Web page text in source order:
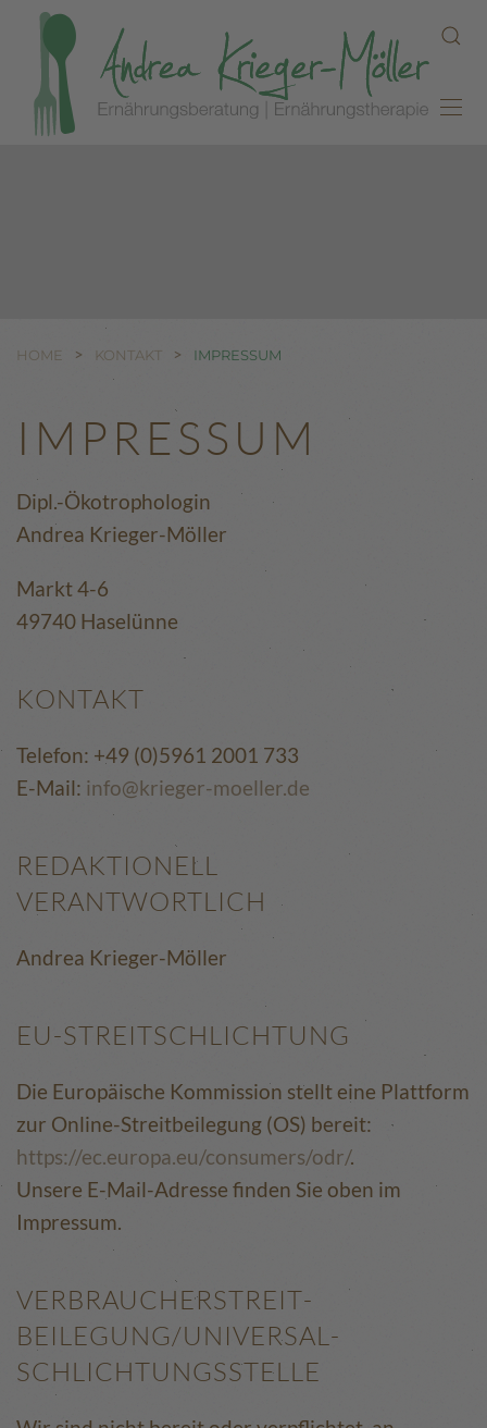
Zum Hauptinhalt springen
HOME KONTAKT IMPRESSUM
IMPRESSUM
Dipl.-Ökotrophologin
Andrea Krieger-Möller
Markt 4-6
49740 Haselünne
KONTAKT
Telefon: +49 (0)5961 2001 733
E-Mail: info@krieger-moeller.de
REDAKTIONELL
VERANTWORTLICH
Andrea Krieger-Möller
EU-STREITSCHLICHTUNG
Die Europäische Kommission stellt eine Plattform
zur Online-Streitbeilegung (OS) bereit:
https://ec.europa.eu/consumers/odr/.
Unsere E-Mail-Adresse finden Sie oben im
Impressum.
VERBRAUCHER­STREIT­
BEILEGUNG/UNIVERSAL­
SCHLICHTUNGS­STELLE